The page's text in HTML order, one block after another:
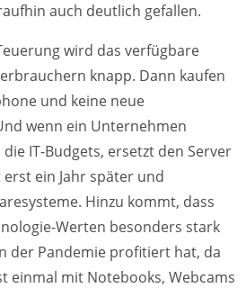
auch deutlich gefallen.
wird das verfügbare
knapp. Dann kaufen
und keine neue
wenn ein Unternehmen
IT-Budgets, ersetzt den Server
ein Jahr später und
Hinzu kommt, dass
Werten besonders stark
der Pandemie profitiert hat, da
einmal mit Notebooks, Webcams